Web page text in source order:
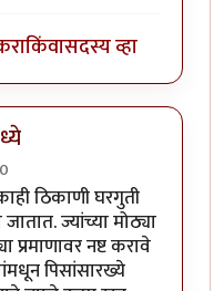
किंवासदस्य व्हा
धर्मराजमुटके
ठिकाणी घरगुती
ज्यांच्या मोठ्या
प्रमाणावर नष्ट करावे
पिसांसारख्ये